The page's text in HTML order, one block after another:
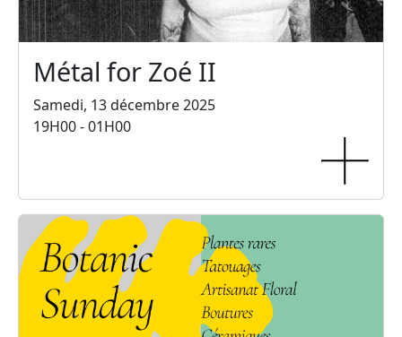
Métal for Zoé II
Samedi, 13 décembre 2025
19H00 - 01H00